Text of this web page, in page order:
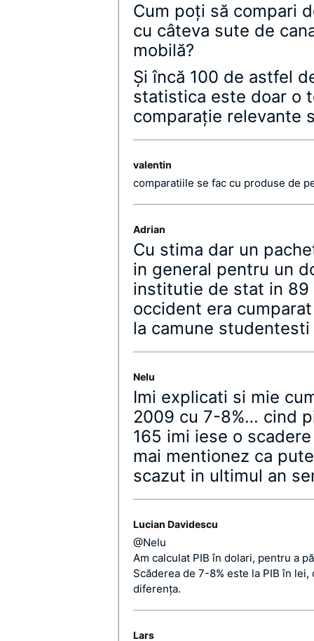
Cum poţi să compari
cu câteva sute de
mobilă?
Şi încă 100 de astfel
statistica este doar o
comparaţie relevante
valentin
comparatiile se fac cu produse de
Adrian
Cu stima dar un
in general pentru un
institutie de stat in 89
occident era
la camune
Nelu
Imi explicati si mie
2009 cu 7-8%… cind
165 imi iese o
mai mentionez ca
scazut in ultimul an
Lucian Davidescu
@Nelu
Am calculat PIB în dolari, pentru a
Scăderea de 7-8% este la PIB în
diferenţa.
Lars